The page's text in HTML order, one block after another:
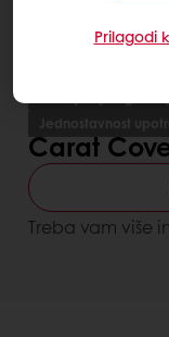
Jednostavnost
Carat
Treba vam više
Prilagodi